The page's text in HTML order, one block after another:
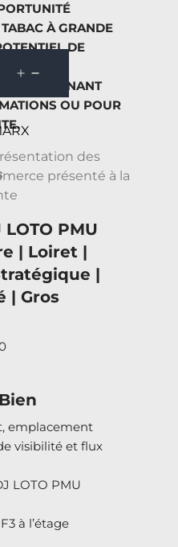
À GRANDE
DE
MAINTENANT
OU POUR
LOTO PMU
| Loiret |
|
| Gros
emplacement
visibilité et flux
LOTO PMU
à l’étage